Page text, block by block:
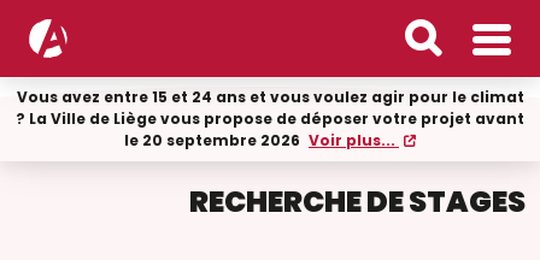
Vous avez entre 15 et 24 ans et vous voulez agir pour le climat
? La Ville de Liège vous propose de déposer votre projet avant
le 20 septembre 2026 Voir plus...
RECHERCHE DE STAGES